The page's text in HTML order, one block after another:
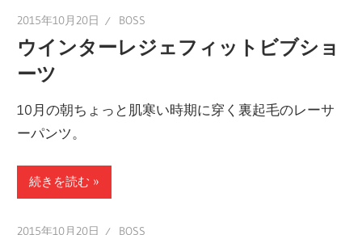
2015年10月20日 BOSS
ウインターレジェフィットビブショ
ーツ
10月の朝ちょっと肌寒い時期に穿く裏起毛のレーサ
ーパンツ。
続きを読む
2015年10月20日 BOSS